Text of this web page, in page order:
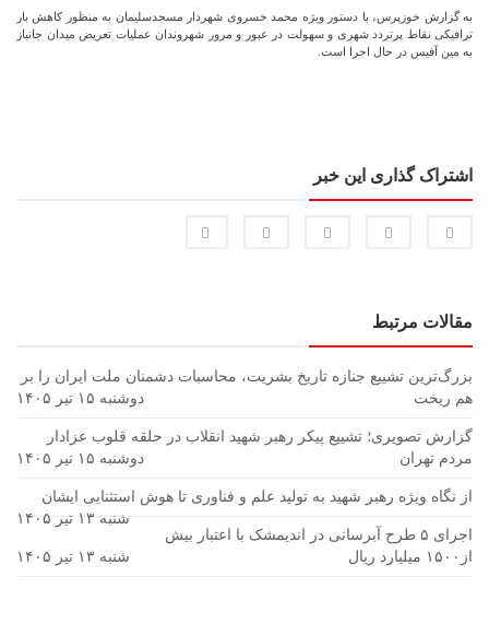
به گزارش خوزپرس، با دستور ویژه محمد خسروی شهردار مسجدسلیمان به منظور کاهش بار
ترافیکی نقاط پرتردد شهری و سهولت در عبور و مرور شهروندان عملیات تعریض میدان جانباز
به مین آفیس در حال اجرا است.
اشتراک گذاری این خبر
مقالات مرتبط
بزرگ‌ترین تشییع جنازه تاریخ بشریت، محاسبات دشمنان ملت ایران را بر
هم ریخت
دوشنبه ۱۵ تیر ۱۴۰۵
گزارش تصویری؛ تشییع پیکر رهبر شهید انقلاب در حلقه قلوب عزادار
مردم تهران
دوشنبه ۱۵ تیر ۱۴۰۵
از نگاه ویژه رهبر شهید به تولید علم و فناوری تا هوش استثنایی ایشان
شنبه ۱۳ تیر ۱۴۰۵
اجرای ۵ طرح آبرسانی در اندیمشک با اعتبار بیش
از۱۵۰۰ میلیارد ریال
شنبه ۱۳ تیر ۱۴۰۵